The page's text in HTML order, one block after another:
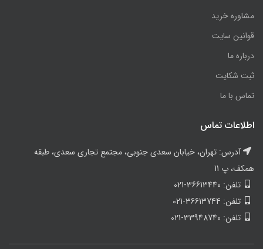
مشاوره خرید
قوانین سایت
درباره ما
ثبت شکایت
تماس با ما
اطلاعات تماس
آدرس: تهران، خیابان سعدی جنوبی، مجتمع تجاری سعدی، طبقه
همکف، پ 11
تلفن: 36613440-021
تلفن: 36613744-021
تلفن: 33948740-021